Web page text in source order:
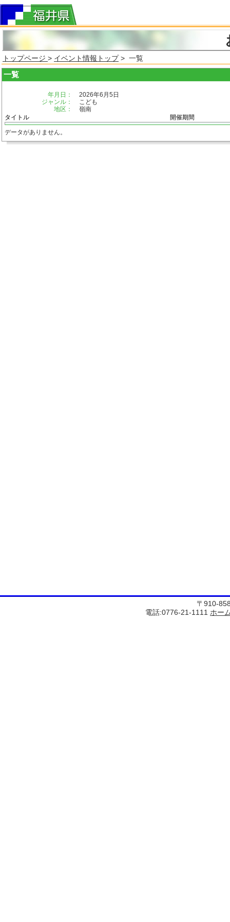
トップページ > イベント情報トップ> 一覧
一覧
年月日：
2026年6月5日
ジャンル：
こども
地区：
嶺南
タイトル
開催期間
データがありません。
〒910-
電話:0776-21-1111 ホー